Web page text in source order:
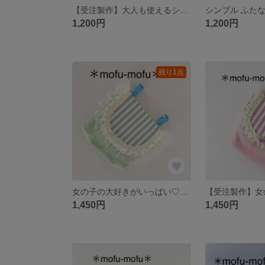
1,200円 1,200円
残り1点
1,450円 1,450円